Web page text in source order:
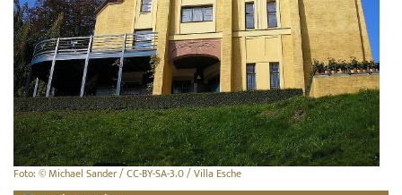
Foto: © Michael Sander / CC-BY-SA-3.0 / Villa Esche